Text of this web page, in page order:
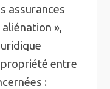
assurances
»,
entre
: